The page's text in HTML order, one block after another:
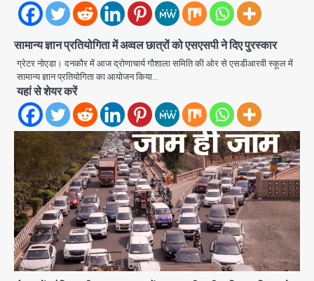
सामान्य ज्ञान प्रतियोगिता में अव्वल छात्रों को एसएसपी ने दिए पुरस्कार
ग्रेटर नोएडा। दनकौर में आज द्रोणाचार्य गौशाला समिति की ओर से एसडीआरवी स्कूल में
सामान्य ज्ञान प्रतियोगिता का आयोजन किया…
यहां से शेयर करें
2
Noida Authority: कर्तव्यनिष्ठा की
प्राधिकरण ने संभाला मोर्चा, सेक्टर 105
आरडब्ल्यूए ने जताया आभार
Avinash Kumar
3
Türkiye-Pakistan: मक्का में सऊदी,
तुर्की और पाकिस्तान का साझा रक्षा समझौता,
जानें इसके मायने
Avinash Kumar
4
Greater Noida (Badalpur):
सरिया लदा कैंटर अनियंत्रित होकर घुसा
किराना दुकान में , ड्राइवर की मौत
Avinash Kumar